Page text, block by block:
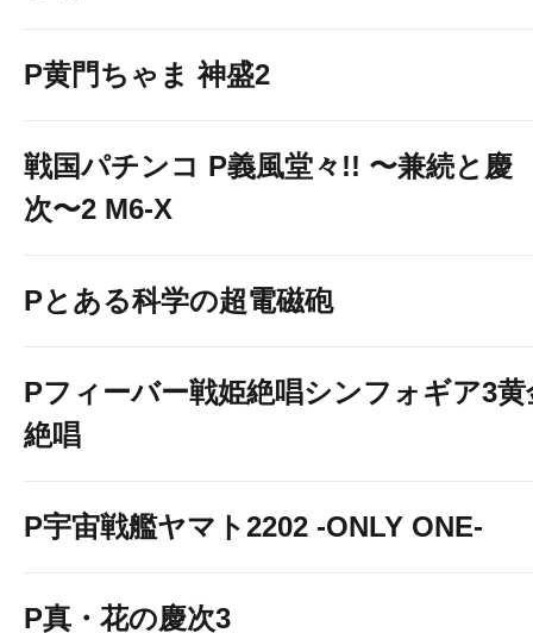
P黄門ちゃま 神盛2
戦国パチンコ P義風堂々!! 〜兼続と慶
次〜2 M6-X
Pとある科学の超電磁砲
Pフィーバー戦姫絶唱シンフォギア3黄
絶唱
P宇宙戦艦ヤマト2202 -ONLY ONE-
P真・花の慶次3